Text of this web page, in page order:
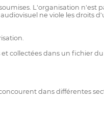
L'organisation n'est
ne viole les droits
collectées dans un fichier du
dans différentes